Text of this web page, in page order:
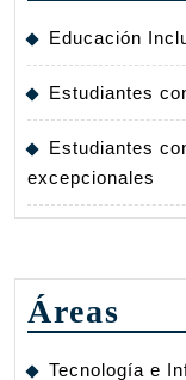
Educación
Estudiantes
Estudiantes
excepcionales
Áreas
Tecnología e